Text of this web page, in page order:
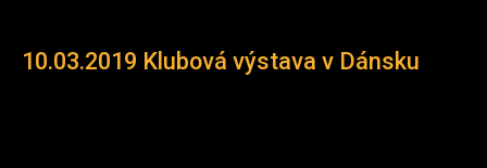
10.03.2019 Klubová výstava v Dánsku